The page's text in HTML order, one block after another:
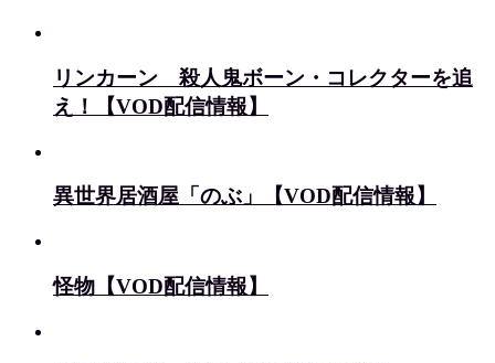
リンカーン 殺人鬼ボーン・コレクターを追
え！【VOD配信情報】
異世界居酒屋「のぶ」【VOD配信情報】
怪物【VOD配信情報】